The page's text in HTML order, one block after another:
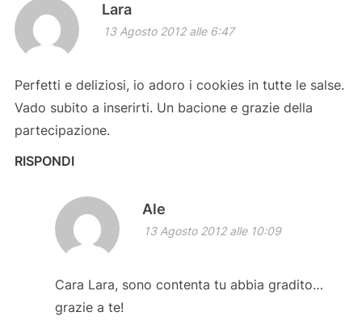
Lara
13 Agosto 2012 alle 6:47
Perfetti e deliziosi, io adoro i cookies in tutte le salse.
Vado subito a inserirti. Un bacione e grazie della
partecipazione.
RISPONDI
Ale
13 Agosto 2012 alle 10:09
Cara Lara, sono contenta tu abbia gradito…
grazie a te!